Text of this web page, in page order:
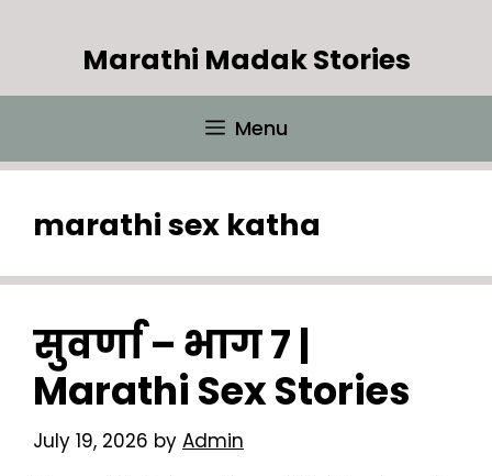
Marathi Madak Stories
Menu
marathi sex katha
सुवर्णा – भाग 7 |
Marathi Sex Stories
July 19, 2026 by Admin